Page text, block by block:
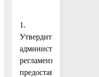
1.
Утвердить
административный
регламент
предоставления